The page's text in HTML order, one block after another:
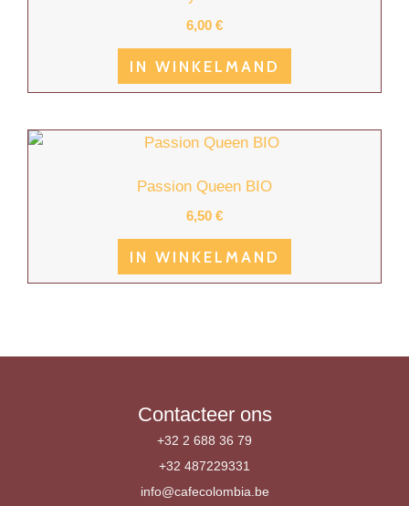
6,00 €
IN WINKELMAND
Passion Queen BIO
6,50 €
IN WINKELMAND
Contacteer ons
+32 2 688 36 79
+32 487229331
info@cafecolombia.be